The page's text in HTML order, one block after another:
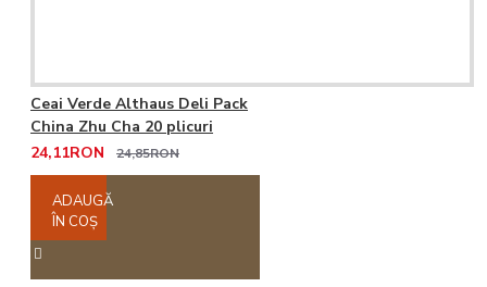
Ceai Verde Althaus Deli Pack
China Zhu Cha 20 plicuri
24,11RON
24,85RON
ADAUGĂ
ÎN COŞ